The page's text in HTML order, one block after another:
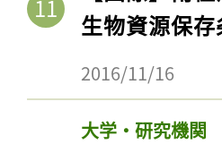
生物資源保
2016/11/16
大学・研究機関